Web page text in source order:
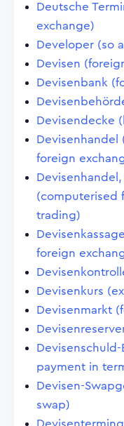
Deutsche
exchange)
Developer (so
Devisen
Devisenbank
Devisendecke
Devisenhandel
foreign
(computerised
trading)
foreign
Devisenkurs
Devisenmarkt
payment in
Devisen-
swap)